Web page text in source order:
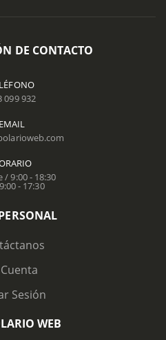
DE CONTACTO
099 932
EMAIL
/ 9:00 - 18:30
- 17:30
Sesión
WEB